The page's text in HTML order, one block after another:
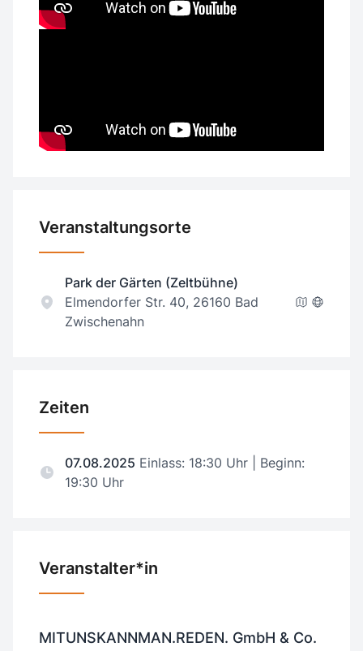
Veranstaltungsorte
Park der Gärten (Zeltbühne)
Elmendorfer Str. 40, 26160 Bad
Zwischenahn
Zeiten
07.08.2025 Einlass: 18:30 Uhr | Beginn:
19:30 Uhr
Veranstalter*in
MITUNSKANNMAN.REDEN. GmbH & Co.